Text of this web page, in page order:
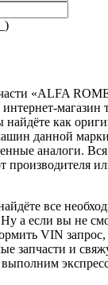
«ALFA
магазин
найдёте как
данной
аналоги.
производителя
все
а если вы не
VIN
запчасти и